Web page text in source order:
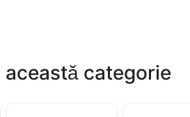
această categorie